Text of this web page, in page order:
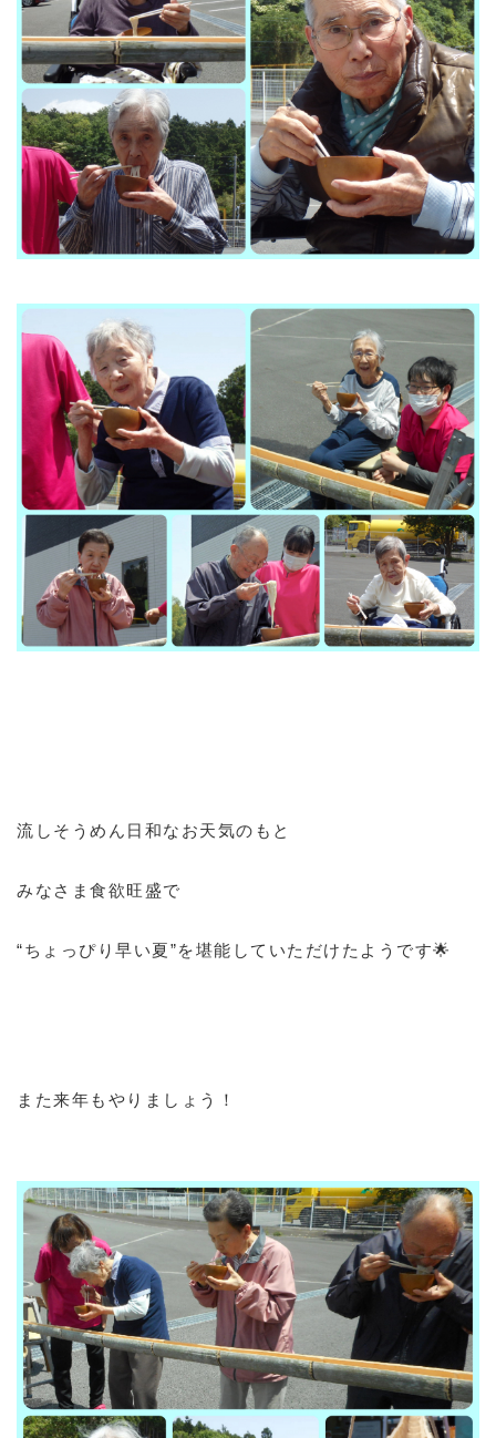
流しそうめん日和なお天気のもと
みなさま食欲旺盛で
“ちょっぴり早い夏”を堪能していただけたようです🌟
また来年もやりましょう！